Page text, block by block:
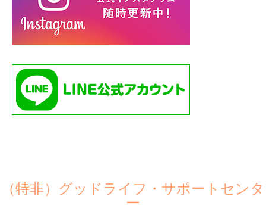
（特非）グッドライフ・サポートセンタ
ー